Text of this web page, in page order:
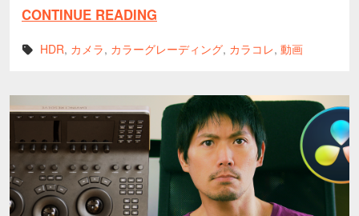
CONTINUE READING
HDR, カメラ, カラーグレーディング, カラコレ, 動画